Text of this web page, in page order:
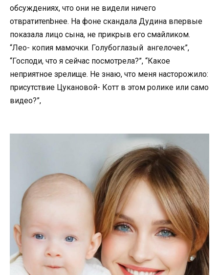
обсуждениях, что они не видели ничего
отвратитеnbнее. На фоне скандала Дудина впервые
показала лицо сына, не прикрыв его смайликом.
“Лео- копия мамочки. Голубоглазый ангелочек”,
“Господи, что я сейчас посмотрела?”, “Какое
неприятное зрелище. Не знаю, что меня насторожило:
присутствие Цукановой- Котт в этом ролике или само
видео?”,